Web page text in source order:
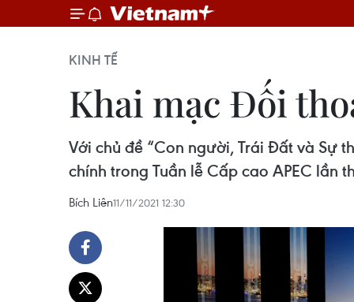
KINH TẾ
Khai mạc Đối
Với chủ đề “Con người, Trái Đất và Sự
chính trong Tuần lễ Cấp cao APEC lần
Bích Liên11/11/2021 12:30